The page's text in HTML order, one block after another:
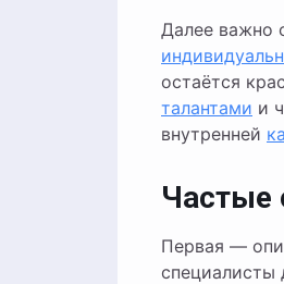
Далее важно
остаётся
талантами и
внутренней
Частые
Первая —
специалисты